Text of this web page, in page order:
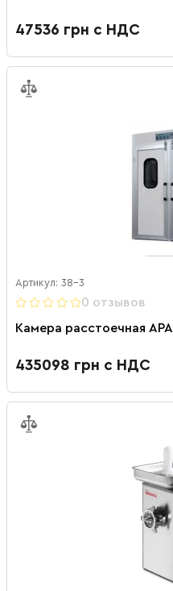
47536 грн с НДС
Артикул: 38-3
0 отзывов
Камера расстоечная
435098 грн с НДС